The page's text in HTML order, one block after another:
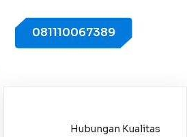
081110067389
Hubungan Kualitas